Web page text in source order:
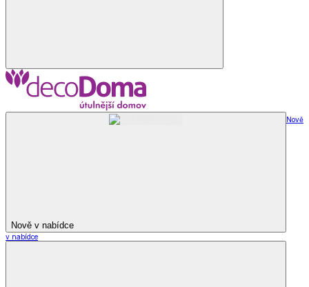
Nově v nabídce
Nově
v nabídce